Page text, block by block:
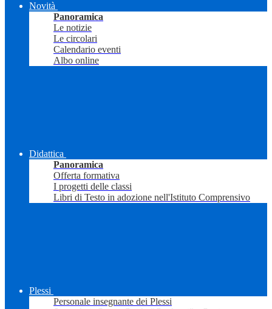
Novità
Panoramica
Le notizie
Le circolari
Calendario eventi
Albo online
Didattica
Panoramica
Offerta formativa
I progetti delle classi
Libri di Testo in adozione nell'Istituto Comprensivo
Plessi
Personale insegnante dei Plessi